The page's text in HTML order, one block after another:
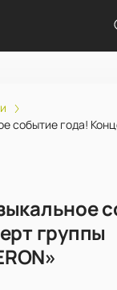
событие года!
группы